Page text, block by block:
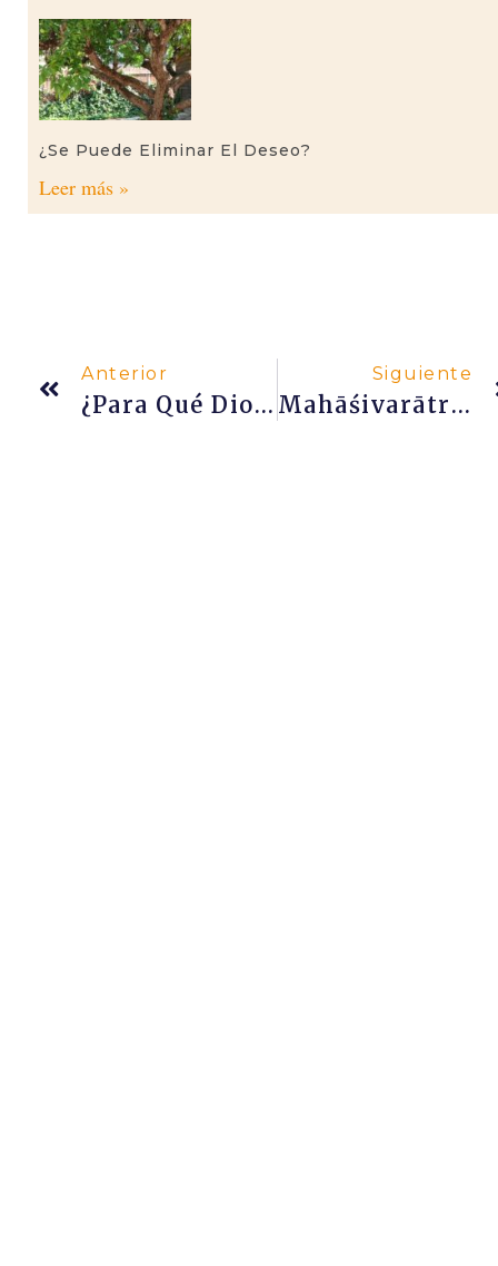
¿Se Puede Eliminar El Deseo?
Leer más »
Anterior
¿Para Qué Dios Creó Este Mundo?
Siguiente
Mahāśivarātri 2018 Y La Energía De Regresar